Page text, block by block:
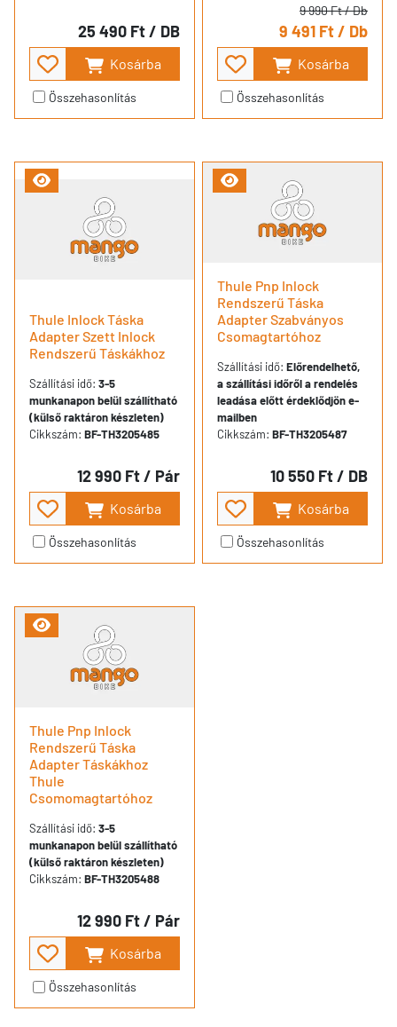
25 490 Ft/ DB
Kosárba
Összehasonlítás
9 990 Ft/ Db
9 491 Ft/ Db
Kosárba
Összehasonlítás
Thule Inlock Táska
Adapter Szett Inlock
Rendszerű Táskákhoz
Szállítási idő: 3-5
munkanapon belül szállítható
(külső raktáron készleten)
Cikkszám: BF-TH3205485
12 990 Ft/ Pár
Kosárba
Összehasonlítás
Thule Pnp Inlock
Rendszerű Táska
Adapter Szabványos
Csomagtartóhoz
Szállítási idő: Előrendelhető,
a szállítási időről a rendelés
leadása előtt érdeklődjön e-
mailben
Cikkszám: BF-TH3205487
10 550 Ft/ DB
Kosárba
Összehasonlítás
Thule Pnp Inlock
Rendszerű Táska
Adapter Táskákhoz
Thule
Csomomagtartóhoz
Szállítási idő: 3-5
munkanapon belül szállítható
(külső raktáron készleten)
Cikkszám: BF-TH3205488
12 990 Ft/ Pár
Kosárba
Összehasonlítás